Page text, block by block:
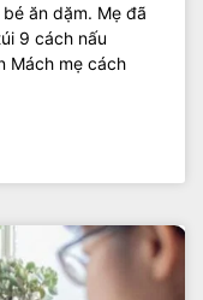
ăn dặm. Mẹ đã
9 cách nấu
Mách mẹ cách